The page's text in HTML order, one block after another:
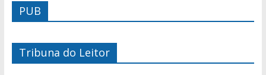
PUB
Tribuna do Leitor